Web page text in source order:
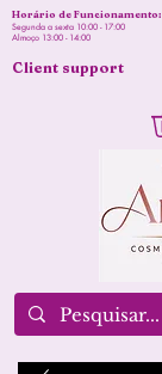
Horário de Funcionamento:
Segunda a sexta 10:00 - 17:00
Almoço 13:00 - 14:00
Client support